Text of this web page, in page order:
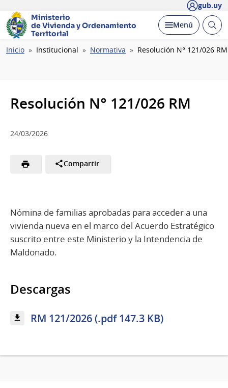
gub.uy
Ministerio
de Vivienda yOrdenamiento
Territorial
Desplegar
Menú Abrir
Ruta
Inicio Institucional Normativa Resolución N° 121/026 RM
Resolución N° 121/026 RM
24/03/2026
Compartir
Nómina de familias aprobadas para acceder a una
vivienda nueva en el marco del Acuerdo Estratégico
suscrito entre este Ministerio y la Intendencia de
Maldonado.
Descargas
RM 121/2026 (.pdf 147.3 KB)